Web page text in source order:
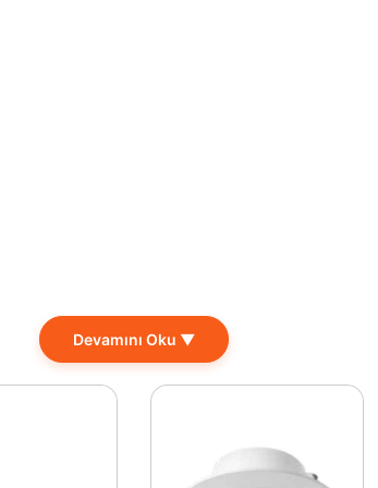
fazla. 24 Watt gücündeki bu LED
Devamını Oku ▼